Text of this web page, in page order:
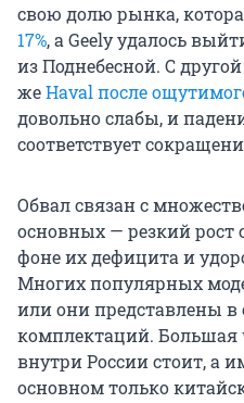
свою долю рынка,
17%, а Geely удалось
из Поднебесной. С
жеHaval после
довольно слабы, и
соответствует
Обвал связан с
основных — резкий
фоне их дефицита и
Многих популярных
или они представлены
комплектаций. Большая
внутри России стоит, а
основном только